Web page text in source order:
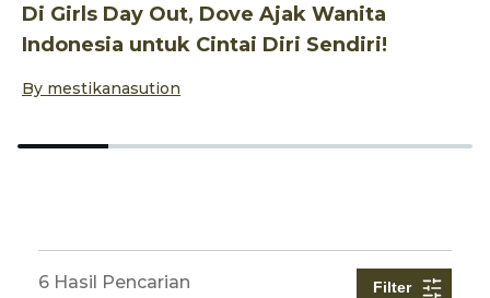
Di Girls Day Out, Dove Ajak Wanita
Indonesia untuk Cintai Diri Sendiri!
By mestikanasution
Filter
6 Hasil Pencarian